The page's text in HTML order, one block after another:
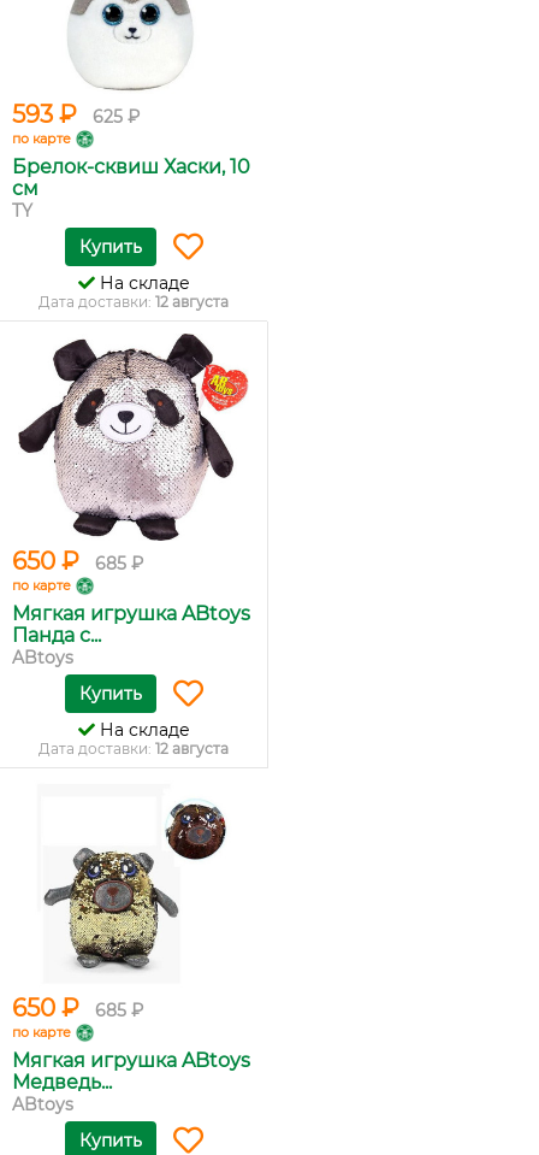
593 ₽ 625 ₽
по карте
Брелок-сквиш Хаски, 10
см
TY
Купить
На складе
Дата доставки: 12 августа
650 ₽ 685 ₽
по карте
Мягкая игрушка ABtoys
Панда с...
ABtoys
Купить
На складе
Дата доставки: 12 августа
650 ₽ 685 ₽
по карте
Мягкая игрушка ABtoys
Медведь...
ABtoys
Купить